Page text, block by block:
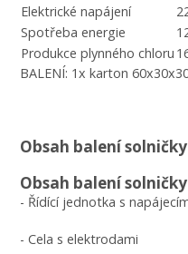
Elektrické napájení
Spotřeba energie
Produkce plynného chloru
BALENÍ: 1x karton
Obsah balení
Obsah balení
- Řídící jednotka s
- Cela s elektrodami